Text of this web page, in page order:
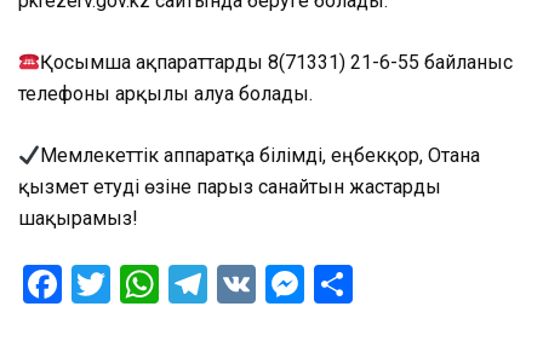
Қосымша ақпараттарды 8(71331) 21-6-55 байланыс
телефоны арқылы алуға болады.
Мемлекеттік аппаратқа білімді, еңбекқор, Отанға
қызмет етуді өзіне парыз санайтын жастарды
шақырамыз!
Facebook
TwitterWhatsApp
Telegram
VK Messenger